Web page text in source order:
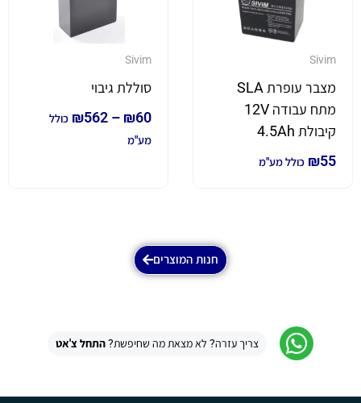
Sivim
מצבר עופרת SLA
מתח עבודה 12V
קיבולת 4.5Ah
₪55 כולל מע"מ
Sivim
סוללת גיבוי
₪60
–
₪562
כולל
מע"מ
חנות המוצרים
צריך עזרה? לא מצאת מה שחיפשת?התחל צ'אט